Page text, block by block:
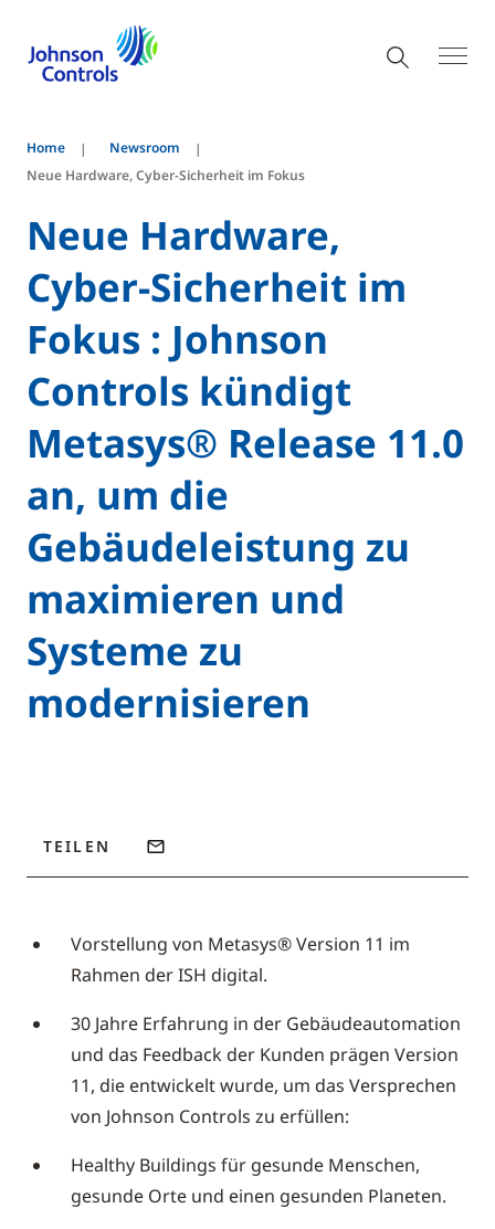
Home
Newsroom
Neue Hardware, Cyber-Sicherheit im Fokus
Neue Hardware,
Cyber-Sicherheit im
Fokus : Johnson
Controls kündigt
Metasys® Release 11.0
an, um die
Gebäudeleistung zu
maximieren und
Systeme zu
modernisieren
TEILEN
Vorstellung von Metasys® Version 11 im
Rahmen der ISH digital.
30 Jahre Erfahrung in der Gebäudeautomation
und das Feedback der Kunden prägen Version
11, die entwickelt wurde, um das Versprechen
von Johnson Controls zu erfüllen:
Healthy Buildings für gesunde Menschen,
gesunde Orte und einen gesunden Planeten.